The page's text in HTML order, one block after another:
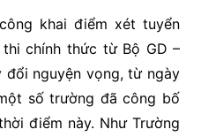
khai điểm xét tuyển
chính thức từ Bộ GD –
nguyện vọng, từ ngày
số trường đã công bố
điểm này. Như Trường